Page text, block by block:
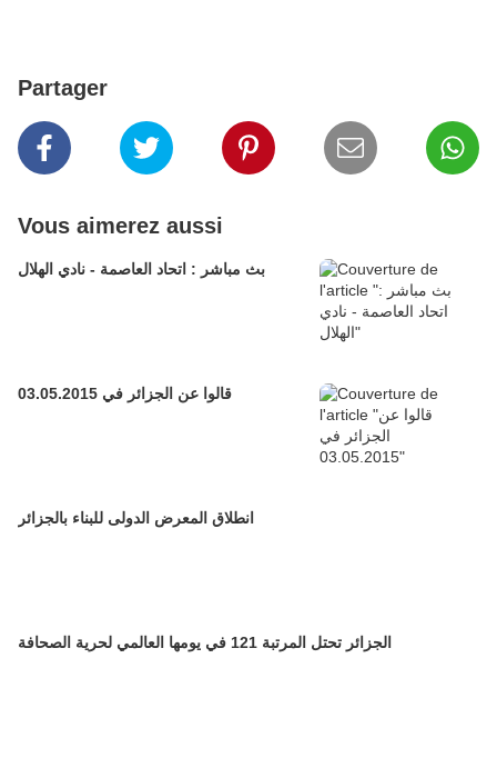
Partager
Vous aimerez aussi
بث مباشر : اتحاد العاصمة - نادي الهلال
قالوا عن الجزائر في 03.05.2015
انطلاق المعرض الدولى للبناء بالجزائر
الجزائر تحتل المرتبة 121 في يومها العالمي لحرية الصحافة